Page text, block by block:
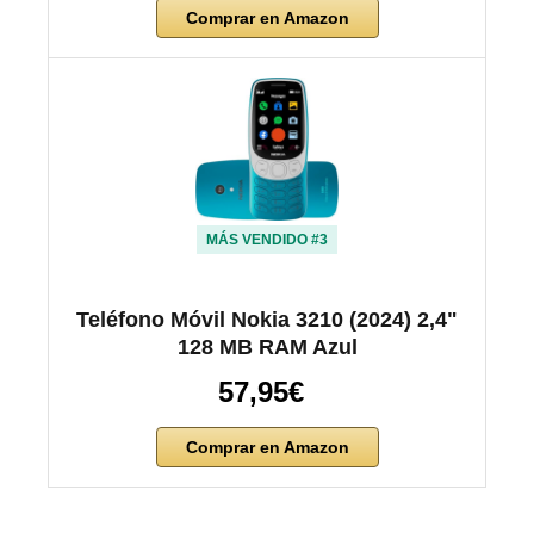
Comprar en Amazon
MÁS VENDIDO #3
Teléfono Móvil Nokia 3210 (2024) 2,4"
128 MB RAM Azul
57,95€
Comprar en Amazon